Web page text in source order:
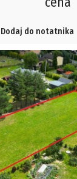
Dodaj do notatnika